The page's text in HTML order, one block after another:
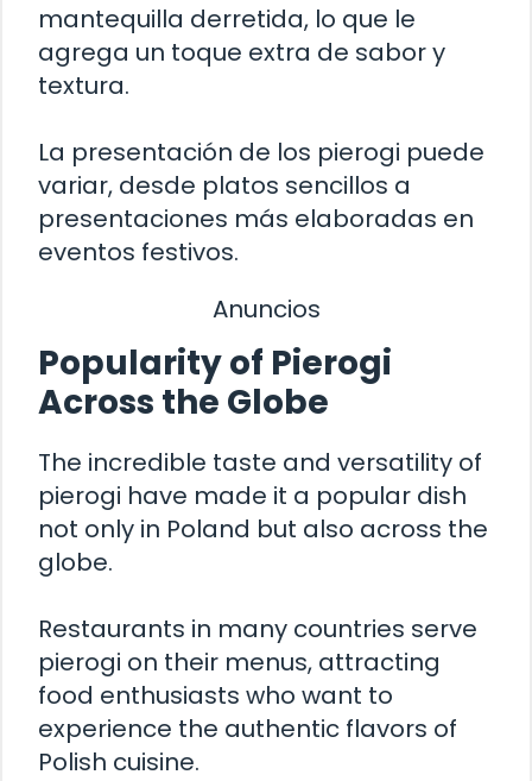
mantequilla derretida, lo que le
agrega un toque extra de sabor y
textura.
La presentación de los pierogi puede
variar, desde platos sencillos a
presentaciones más elaboradas en
eventos festivos.
Anuncios
Popularity of Pierogi
Across the Globe
The incredible taste and versatility of
pierogi have made it a popular dish
not only in Poland but also across the
globe.
Restaurants in many countries serve
pierogi on their menus, attracting
food enthusiasts who want to
experience the authentic flavors of
Polish cuisine.